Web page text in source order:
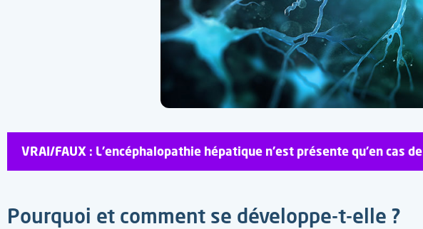
VRAI/FAUX : L’encéphalopathie hépatique n’est présente qu’en cas
Pourquoi et comment se développe-t-elle ?